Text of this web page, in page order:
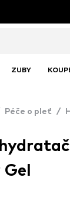
ZUBY
Péče o pleť /